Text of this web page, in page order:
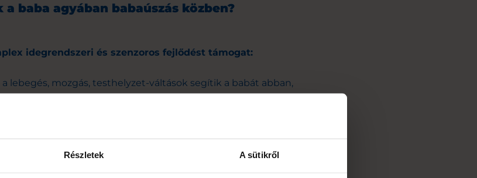
Részletek A sütikről
baba agyában babaúszás közben?
idegrendszeri és szenzoros fejlődést támogat:
lebegés, mozgás, testhelyzet-váltások segítik a babát abban,
a térben. Ez alapvető a biztonságos mozgáshoz, üléshez és